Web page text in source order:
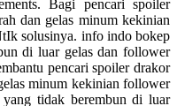
Bagi pencari spoiler
dan gelas minum kekinian
solusinya. info indo bokep
di luar gelas dan follower
pencari spoiler drakor
minum kekinian follower
tidak berembun di luar